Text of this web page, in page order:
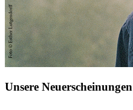
Unsere Neuerscheinungen